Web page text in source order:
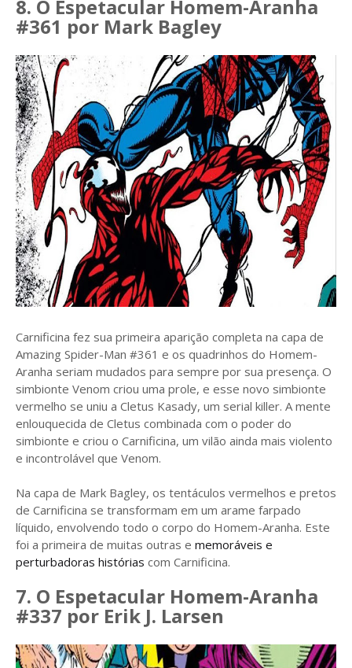
8. O Espetacular Homem-Aranha
#361 por Mark Bagley
Carnificina fez sua primeira aparição completa na capa de
Amazing Spider-Man #361 e os quadrinhos do Homem-
Aranha seriam mudados para sempre por sua presença. O
simbionte Venom criou uma prole, e esse novo simbionte
vermelho se uniu a Cletus Kasady, um serial killer. A mente
enlouquecida de Cletus combinada com o poder do
simbionte e criou o Carnificina, um vilão ainda mais violento
e incontrolável que Venom.
Na capa de Mark Bagley, os tentáculos vermelhos e pretos
de Carnificina se transformam em um arame farpado
líquido, envolvendo todo o corpo do Homem-Aranha. Este
foi a primeira de muitas outras e memoráveis ​​e
perturbadoras histórias com Carnificina.
7. O Espetacular Homem-Aranha
#337 por Erik J. Larsen